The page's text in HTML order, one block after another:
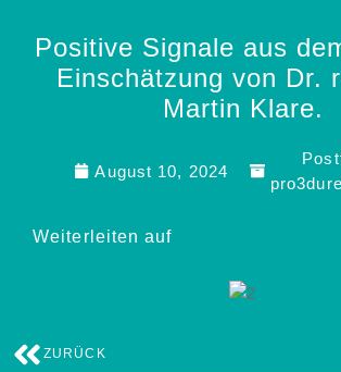
Positive Signale aus
Einschätzung von Dr.
Martin Klare.
August 10, 2024
Weiterleiten auf
ZURÜCK